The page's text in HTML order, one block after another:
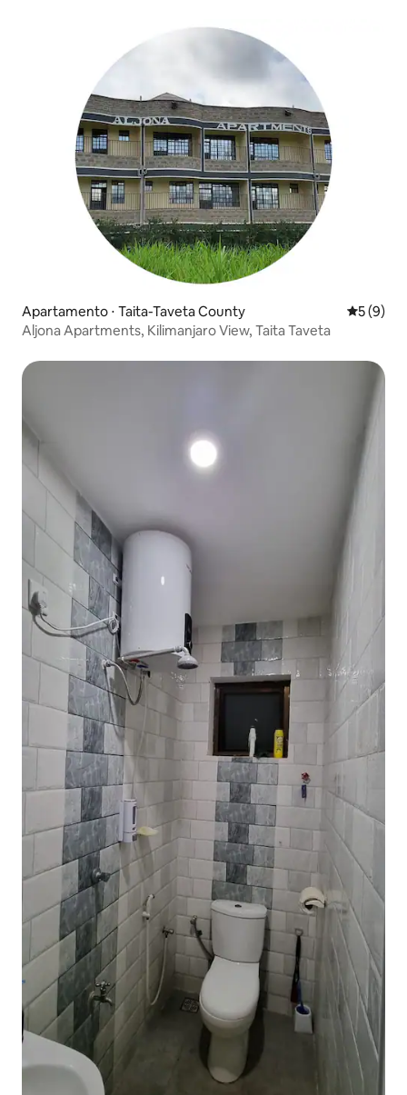
Apartamento ⋅ Taita-Taveta County 5 de
5 (9)
Aljona Apartments, Kilimanjaro View, Taita Taveta